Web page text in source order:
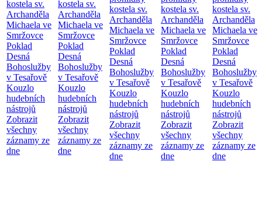
kostela sv.
Archanděla
Michaela ve
Smržovce
Poklad
Desná
Bohoslužby
v Tesařově
Kouzlo
hudebních
nástrojů
Zobrazit
všechny
záznamy ze
dne
kostela sv.
Archanděla
Michaela ve
Smržovce
Poklad
Desná
Bohoslužby
v Tesařově
Kouzlo
hudebních
nástrojů
Zobrazit
všechny
záznamy ze
dne
kostela sv.
Archanděla
Michaela ve
Smržovce
Poklad
Desná
Bohoslužby
v Tesařově
Kouzlo
hudebních
nástrojů
Zobrazit
všechny
záznamy ze
dne
kostela sv.
Archanděla
Michaela ve
Smržovce
Poklad
Desná
Bohoslužby
v Tesařově
Kouzlo
hudebních
nástrojů
Zobrazit
všechny
záznamy ze
dne
kostela sv.
Archanděla
Michaela ve
Smržovce
Poklad
Desná
Bohoslužby
v Tesařově
Kouzlo
hudebních
nástrojů
Zobrazit
všechny
záznamy ze
dne